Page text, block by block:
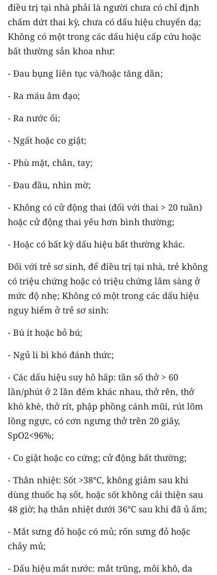
Media Xã hội
Media Pháp luật
Media Du lịch
Media Thế giới
Media Thể thao
Media Giáo dục
Media Y tế
Media Khoa học - Công nghệ
Media Môi trường
Ảnh
Infographic
TIN ĐỊA PHƯƠNG
Trung du và miền núi phía Bắc
Nguyên
Đông Nam Bộ
Đồng bằng sông Cửu Long
Chuyên trang Hà Nội
Chuyên trang TP. Hồ Chí Minh
CHUYÊN ĐỀ
CÁC CHUYÊN TRANG
VỀ BÁO NHÂN DÂN
THỜI NAY
điều trị tại nhà phải là người chưa có chỉ định
chấm dứt thai kỳ, chưa có dấu hiệu chuyển dạ;
Không có một trong các dấu hiệu cấp cứu hoặc
bất thường sản khoa như:
- Đau bụng liên tục và/hoặc tăng dần;
- Ra máu âm đạo;
- Ra nước ối;
- Ngất hoặc co giật;
- Phù mặt, chân, tay;
- Đau đầu, nhìn mờ;
- Không có cử động thai (đối với thai > 20 tuần)
hoặc cử động thai yếu hơn bình thường;
- Hoặc có bất kỳ dấu hiệu bất thường khác.
Đối với trẻ sơ sinh, để điều trị tại nhà, trẻ không
có triệu chứng hoặc có triệu chứng lâm sàng ở
mức độ nhẹ; Không có một trong các dấu hiệu
nguy hiểm ở trẻ sơ sinh:
- Bú ít hoặc bỏ bú;
- Ngủ li bì khó đánh thức;
- Các dấu hiệu suy hô hấp: tần số thở > 60
lần/phút ở 2 lần đếm khác nhau, thở rên, thở
khò khè, thở rít, phập phồng cánh mũi, rút lõm
lồng ngực, có cơn ngưng thở trên 20 giây,
SpO2<96%;
- Co giật hoặc co cứng; cử động bất thường;
- Thân nhiệt: Sốt >38°C, không giảm sau khi
dùng thuốc hạ sốt, hoặc sốt không cải thiện sau
48 giờ; hạ thân nhiệt dưới 36°C sau khi đã ủ ấm;
- Mắt sưng đỏ hoặc có mủ; rốn sưng đỏ hoặc
chảy mủ;
- Dấu hiệu mất nước: mắt trũng, môi khô, da